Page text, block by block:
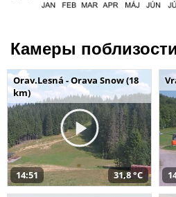
Камеры
Orav.Lesná - Orava Snow (18
km)
14:51 31,8 °C